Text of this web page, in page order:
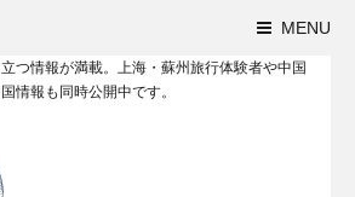
MENU
つ情報が満載。上海・蘇州旅行体験者や中国
情報も同時公開中です。